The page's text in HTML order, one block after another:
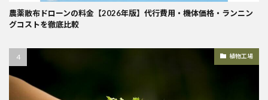
農薬散布ドローンの料金【2026年版】代行費用・機体価格・ランニン
グコストを徹底比較
植物工場